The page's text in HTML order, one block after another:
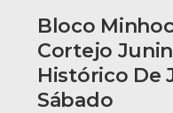
Bloco
Cortejo
Histórico De
Sábado